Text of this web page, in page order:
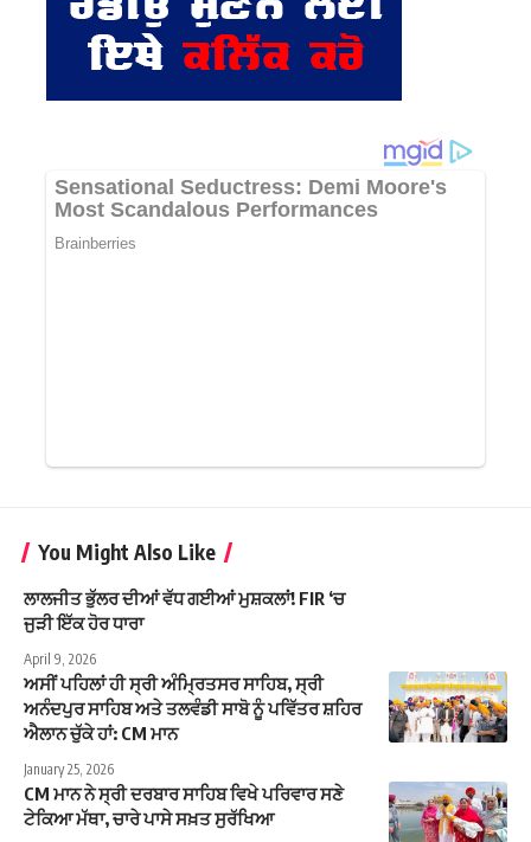
You Might Also Like
ਲਾਲਜੀਤ ਭੁੱਲਰ ਦੀਆਂ ਵੱਧ ਗਈਆਂ ਮੁਸ਼ਕਲਾਂ! FIR ‘ਚ
ਜੁੜੀ ਇੱਕ ਹੋਰ ਧਾਰਾ
April 9, 2026
ਅਸੀਂ ਪਹਿਲਾਂ ਹੀ ਸ੍ਰੀ ਅੰਮ੍ਰਿਤਸਰ ਸਾਹਿਬ, ਸ੍ਰੀ
ਅਨੰਦਪੁਰ ਸਾਹਿਬ ਅਤੇ ਤਲਵੰਡੀ ਸਾਬੋ ਨੂੰ ਪਵਿੱਤਰ ਸ਼ਹਿਰ
ਐਲਾਨ ਚੁੱਕੇ ਹਾਂ: CM ਮਾਨ
January 25, 2026
CM ਮਾਨ ਨੇ ਸ੍ਰੀ ਦਰਬਾਰ ਸਾਹਿਬ ਵਿਖੇ ਪਰਿਵਾਰ ਸਣੇ
ਟੇਕਿਆ ਮੱਥਾ, ਚਾਰੇ ਪਾਸੇ ਸਖ਼ਤ ਸੁਰੱਖਿਆ